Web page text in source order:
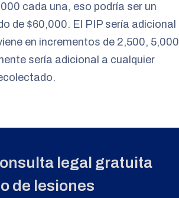
cada una, eso podría ser un
de $60,000. El PIP sería adicional
en incrementos de 2,500, 5,000
sería adicional a cualquier
legal gratuita
de lesiones